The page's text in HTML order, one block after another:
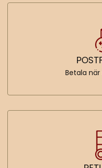
Betala